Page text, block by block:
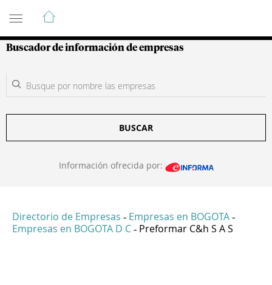
Guía de Empresas Colombianas
Buscador de información de empresas
BUSCAR
Información ofrecida por:
Directorio de Empresas - Empresas en BOGOTA -
Empresas en BOGOTA D C - Preformar C&h S A S